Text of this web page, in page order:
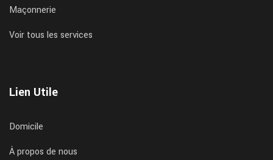
Maçonnerie
Voir tous les services
Lien Utile
Domicile
À propos de nous